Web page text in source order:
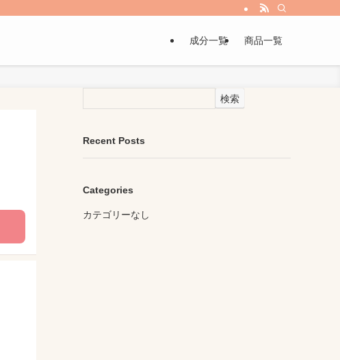
成分一覧 商品一覧
検索
Recent Posts
Categories
カテゴリーなし